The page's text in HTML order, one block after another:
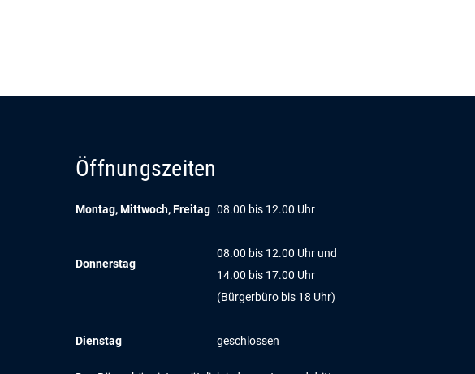
Öffnungszeiten
Montag, Mittwoch, Freitag 08.00 bis 12.00 Uhr
Donnerstag
08.00 bis 12.00 Uhr und
14.00 bis 17.00 Uhr
(Bürgerbüro bis 18 Uhr)
Dienstag geschlossen